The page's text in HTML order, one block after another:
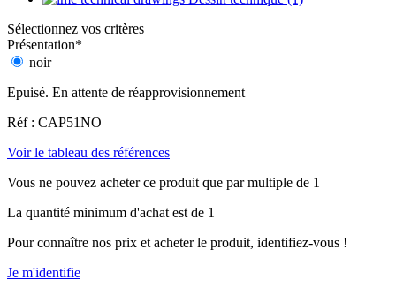
Sélectionnez vos critères
Présentation*
noir
Epuisé. En attente de réapprovisionnement
Réf : CAP51NO
Voir le tableau des références
Vous ne pouvez acheter ce produit que par multiple de 1
La quantité minimum d'achat est de 1
Pour connaître nos prix et acheter le produit, identifiez-vous !
Je m'identifie